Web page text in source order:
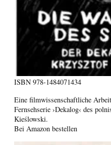
ISBN 978-1484071434
Eine filmwissenschaftliche
Fernsehserie ›Dekalog‹ des
Kieślowski.
Bei Amazon bestellen